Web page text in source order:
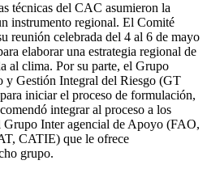
técnicas del CAC asumieron la
instrumento regional. El Comité
reunión celebrada del 4 al 6 de mayo
elaborar una estrategia regional de
al clima. Por su parte, el Grupo
y Gestión Integral del Riesgo (GT
iniciar el proceso de formulación,
integrar al proceso a los
Grupo Inter agencial de Apoyo (FAO,
CATIE) que le ofrece
grupo.